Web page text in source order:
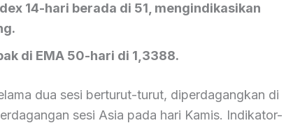
14-hari berada di 51, mengindikasikan
di EMA 50-hari di 1,3388.
dua sesi berturut-turut, diperdagangkan di
sesi Asia pada hari Kamis. Indikator-